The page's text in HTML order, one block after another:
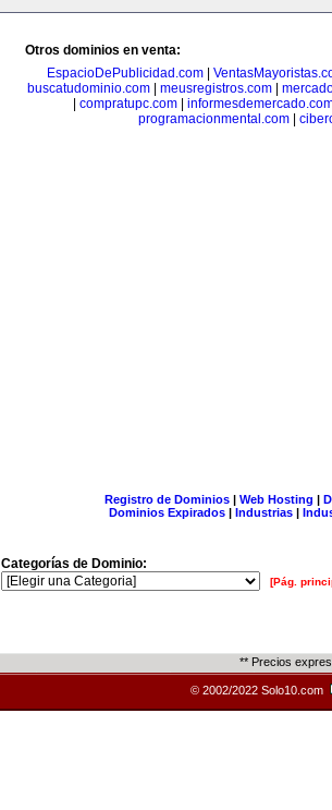
Otros dominios en venta:
EspacioDePublicidad.com
buscatudominio.com
meusregistros.com
compratupc.com
programacionmental.com
Registro de Dominios| Web Hosting |
Dominios Expirados | Industrias |
Categorías de Dominio:
[Pág.
** Precios
© 2002/2022 Solo10.com